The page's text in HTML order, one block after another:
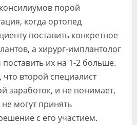
порой
когда ортопед
поставить конкретное
а хирург-имплантолог
их на 1-2 больше.
второй специалист
заработок, и не понимает,
могут принять
с его участием.